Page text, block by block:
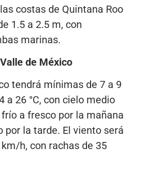
costas de Quintana Roo
1.5 a 2.5 m, con
marinas.
de México
tendrá mínimas de 7 a 9
a 26 °C, con cielo medio
a fresco por la mañana
por la tarde. El viento será
h, con rachas de 35